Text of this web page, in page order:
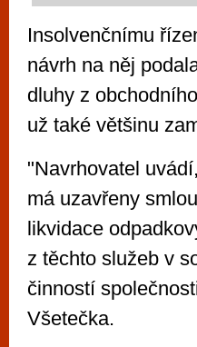
Insolvenčnímu
návrh na něj
dluhy z
už také většinu
"Navrhovatel
má uzavřeny
likvidace
z těchto služeb v
činností
Všetečka.